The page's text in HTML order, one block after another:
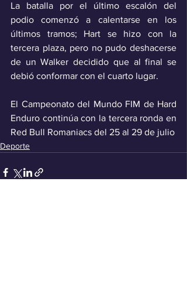
La batalla por el último escalón del
podio comenzó a calentarse en los
últimos tramos; Hart se hizo con la
tercera plaza, pero no pudo deshacerse
de un Walker decidido que al final se
debió conformar con el cuarto lugar.
El Campeonato del Mundo FIM de Hard
Enduro continúa con la tercera ronda en
Red Bull Romaniacs del 25 al 29 de julio
Deporte